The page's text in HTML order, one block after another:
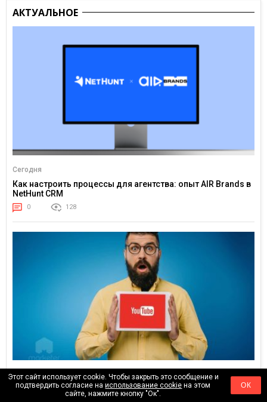
АКТУАЛЬНОЕ
Сегодня
Как настроить процессы для агентства: опыт AIR Brands в
NetHunt CRM
0 128
24.02.2026
Тренды YouTube 2026: куда движется внимание зрителя
Этот сайт использует cookie. Чтобы закрыть это сообщение и
подтвердить согласие наиспользование cookie на этом
сайте, нажмите кнопку "Ок".
ОК